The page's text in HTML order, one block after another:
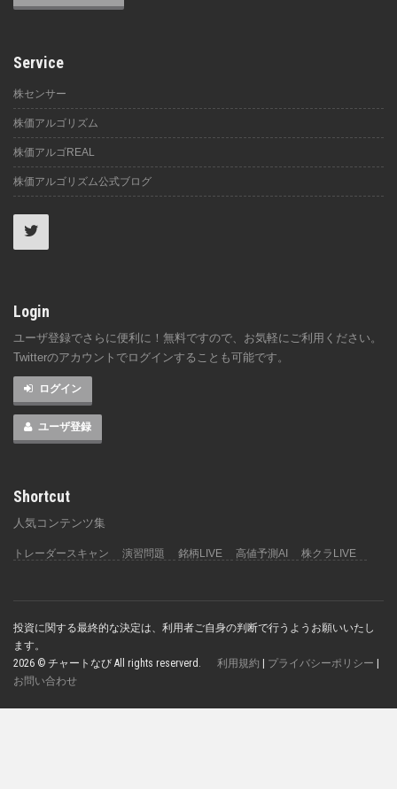
Service
株センサー
株価アルゴリズム
株価アルゴREAL
株価アルゴリズム公式ブログ
Login
ユーザ登録でさらに便利に！無料ですので、お気軽にご利用ください。
Twitterのアカウントでログインすることも可能です。
ログイン
ユーザ登録
Shortcut
人気コンテンツ集
トレーダースキャン 演習問題 銘柄LIVE 高値予測AI 株クラLIVE
投資に関する最終的な決定は、利用者ご自身の判断で行うようお願いいたし
ます。
2026 © チャートなび All rights reserverd. 利用規約 | プライバシーポリシー |
お問い合わせ